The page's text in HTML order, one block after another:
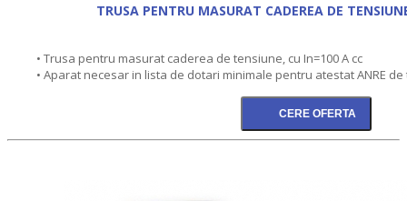
TRUSA PENTRU MASURAT CADEREA DE
• Trusa pentru masurat caderea de tensiune, cu In=100 A cc
• Aparat necesar in lista de dotari minimale pentru atestat ANRE de